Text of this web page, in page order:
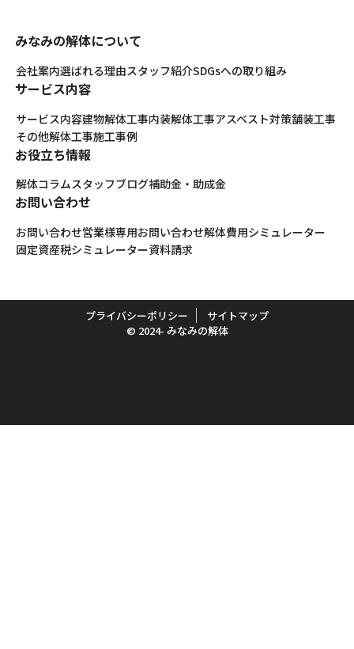
みなみの解体について
会社案内選ばれる理由スタッフ紹介SDGsへの取り組み
サービス内容
サービス内容建物解体工事内装解体工事アスベスト対策舗装工事
その他解体工事施工事例
お役立ち情報
解体コラムスタッフブログ補助金・助成金
お問い合わせ
お問い合わせ営業様専用お問い合わせ解体費用シミュレーター
固定資産税シミュレーター資料請求
プライバシーポリシー
サイトマップ
© 2024- みなみの解体